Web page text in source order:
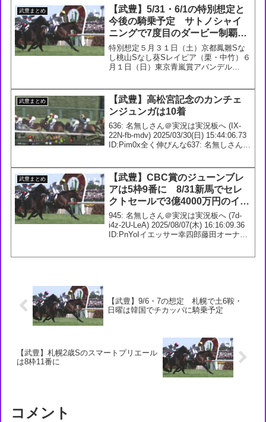
武豊まとめ
【武豊】5/31・6/1の特別想定と
今後の騎乗予定 サトノシャイ
ニングで7度目のダービー制覇が
見たい
特別想定５月３１日（土）京都鳳雛Sな
し桃山Sなし葵Sレイピア（栗・中竹）６
月１日（日）東京青嵐賞アバンデル
杉山晴）目黒記念アドマイヤテラ（栗・
友道）今後の騎乗予定今後の...
武豊まとめ
【武豊】高松宮記念のカンチェ
ンジュンガは10着
636: 名無しさん＠実況は実況板へ (IX-
22N-fb-mdv) 2025/03/30(日) 15:44:06.73
ID:Pim0x全く伸びんな637: 名無しさん＠
武豊まとめ
【武豊】CBC賞のジューンブレ
アは5枠9番に 8/31新馬でセレ
クトセールで3億4000万円のイエ
ッサーに騎乗が決定
945: 名無しさん＠実況は実況板へ (7d-
i4z-2U-LeA) 2025/08/07(木) 16:16:09.36
ID:PnYoIイエッサー幸四郎藤田オーナー
【武豊】9/6・7の想定 札幌で土6鞍・
日曜は韓国でチカッパに騎乗予定
【武豊】札幌2歳Sのスマートプリエール
は8枠11番に
コメント